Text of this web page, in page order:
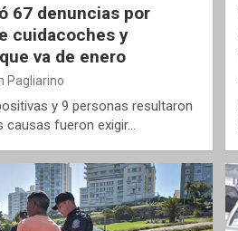
67 denuncias por
cuidacoches y
va de enero
Pagliarino
y 9 personas resultaron
causas fueron exigir…